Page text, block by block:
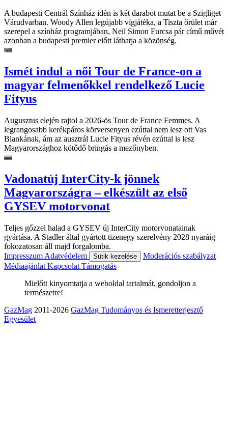
A budapesti Centrál Színház idén is két darabot mutat be a Szigliget
Várudvarban. Woody Allen legújabb vígjátéka, a Tiszta őrület már
szerepel a színház programjában, Neil Simon Furcsa pár című művét
azonban a budapesti premier előtt láthatja a közönség.
Ismét indul a női Tour de France-on a
magyar felmenőkkel rendelkező Lucie
Fityus
Augusztus elején rajtol a 2026-ös Tour de France Femmes. A
legrangosabb kerékpáros körversenyen ezúttal nem lesz ott Vas
Blankának, ám az ausztrál Lucie Fityus révén ezúttal is lesz
Magyarországhoz kötődő bringás a mezőnyben.
Vadonatúj InterCity-k jönnek
Magyarországra – elkészült az első
GYSEV motorvonat
Teljes gőzzel halad a GYSEV új InterCity motorvonatainak
gyártása. A Stadler által gyártott tizenegy szerelvény 2028 nyaráig
fokozatosan áll majd forgalomba.
Impresszum Adatvédelem Sütik kezelése
Moderációs szabályzat
Médiaajánlat Kapcsolat Támogatás
Mielőtt kinyomtatja a weboldal tartalmát, gondoljon a
természetre!
GazMag 2011-2026 GazMag Tudományos és Ismeretterjesztő
Egyesület